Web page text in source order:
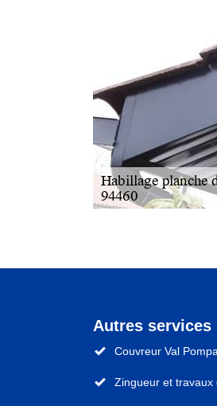
Autres services
Couvreur Val
Zingueur et travaux